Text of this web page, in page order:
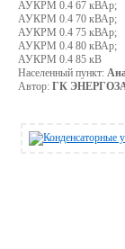
АУКРМ 0.4 67 кВАр;
АУКРМ 0.4 70 кВАр;
АУКРМ 0.4 75 кВАр;
АУКРМ 0.4 80 кВАр;
АУКРМ 0.4 85 кВ
Населенный пункт:
Автор: ГК